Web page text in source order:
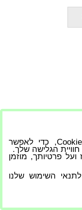
באתר זה אנו משתמשים בקבצי Cookies, כדי לאפשר
הגלישה שלך.
פרטיותך, מוזמן
השימוש שלנו